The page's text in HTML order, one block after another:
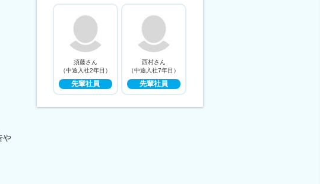
や
須藤さん
（中途入社2年目）
先輩社員
西村さん
（中途入社7年目）
先輩社員